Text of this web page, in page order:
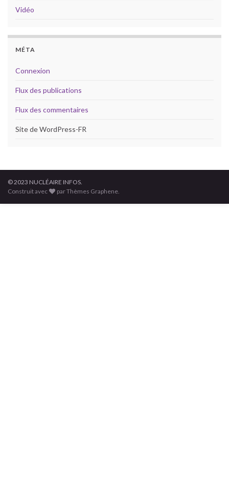
Vidéo
MÉTA
Connexion
Flux des publications
Flux des commentaires
Site de WordPress-FR
© 2023 NUCLÉAIRE INFOS.
Construit avec
par Thèmes Graphene.